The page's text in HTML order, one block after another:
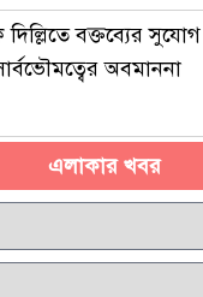
দিল্লিতে বক্তব্যের
অবমাননা
এলাকার খবর